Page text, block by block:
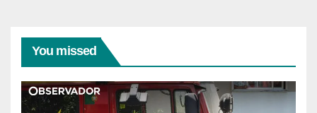
You missed